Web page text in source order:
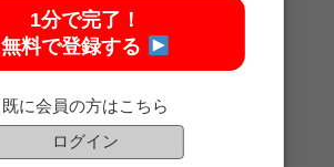
1分で完了！
無料で登録する
既に会員の方はこちら
ログイン